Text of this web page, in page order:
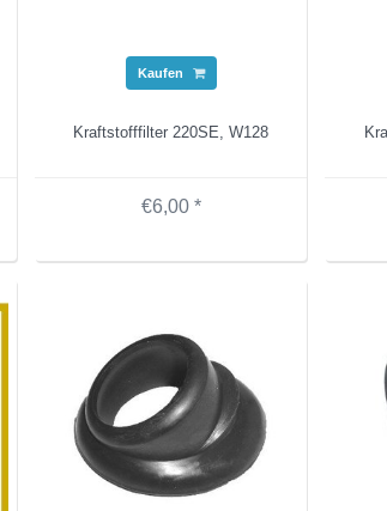
Kaufen
Kraftstofffilter 220SE, W128
€6,00 *